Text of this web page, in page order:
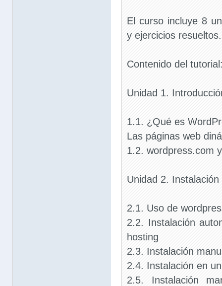
El curso incluye 8
y ejercicios resueltos.
Contenido del
Unidad 1.
1.1. ¿Qué es
Las páginas web
1.2. wordpress.com
Unidad 2.
2.1. Uso de
2.2. Instalación
hosting
2.3. Instalación
2.4. Instalación en
2.5. Instalación